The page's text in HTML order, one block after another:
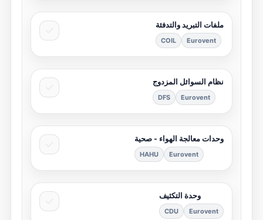
ملفات التبريد والتدفئة
Eurovent
COIL
نظام السوائل المزدوج
Eurovent
DFS
وحدات معالجة الهواء - صحية
Eurovent
HAHU
وحدة التكثيف
Eurovent
CDU